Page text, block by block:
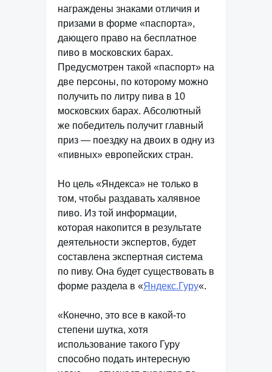
награждены знаками отличия и
призами в форме «паспорта»,
дающего право на бесплатное
пиво в московских барах.
Предусмотрен такой «паспорт» на
две персоны, по которому можно
получить по литру пива в 10
московских барах. Абсолютный
же победитель получит главный
приз — поездку на двоих в одну из
«пивных» европейских стран.
Но цель «Яндекса» не только в
том, чтобы раздавать халявное
пиво. Из той информации,
которая накопится в результате
деятельности экспертов, будет
составлена экспертная система
по пиву. Она будет существовать в
форме раздела в «Яндекс.Гуру«.
«Конечно, это все в какой-то
степени шутка, хотя
использование такого Гуру
способно подать интересную